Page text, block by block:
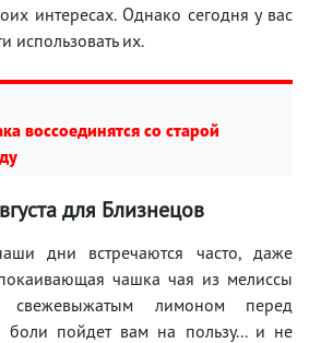
интересах. Однако сегодня у вас
использовать их.
воссоединятся со старой
для Близнецов
дни встречаются часто, даже
чашка чая из мелиссы
лимоном перед
боли пойдет вам на пользу... и не